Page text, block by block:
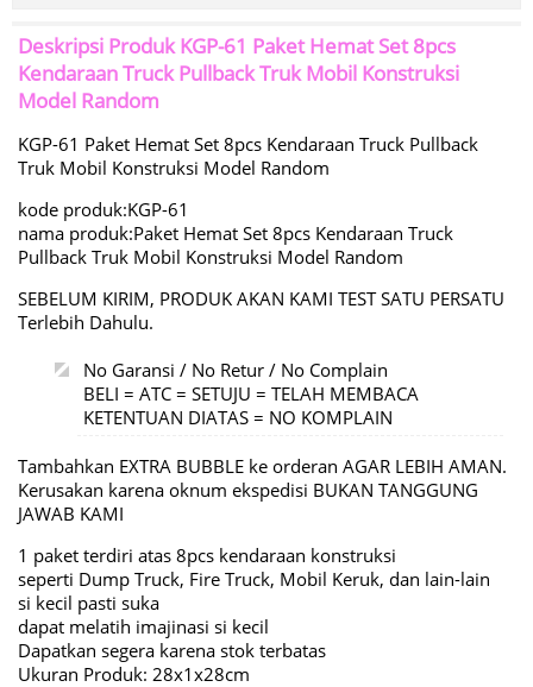
Deskripsi ProdukKGP-61 Paket Hemat Set 8pcs
Kendaraan Truck Pullback Truk Mobil Konstruksi
Model Random
KGP-61 Paket Hemat Set 8pcs Kendaraan Truck Pullback
Truk Mobil Konstruksi Model Random
kode produk:KGP-61
nama produk:Paket Hemat Set 8pcs Kendaraan Truck
Pullback Truk Mobil Konstruksi Model Random
SEBELUM KIRIM, PRODUK AKAN KAMI TEST SATU PERSATU
Terlebih Dahulu.
No Garansi / No Retur / No Complain
BELI = ATC = SETUJU = TELAH MEMBACA
KETENTUAN DIATAS = NO KOMPLAIN
Tambahkan EXTRA BUBBLE ke orderan AGAR LEBIH AMAN.
Kerusakan karena oknum ekspedisi BUKAN TANGGUNG
JAWAB KAMI
1 paket terdiri atas 8pcs kendaraan konstruksi
seperti Dump Truck, Fire Truck, Mobil Keruk, dan lain-lain
si kecil pasti suka
dapat melatih imajinasi si kecil
Dapatkan segera karena stok terbatas
Ukuran Produk: 28x1x28cm